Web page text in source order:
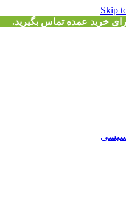
Skip
خرید عمده تماس بگیرید.